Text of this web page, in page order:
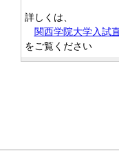
詳しくは、
関西学院大学入試
をご覧ください